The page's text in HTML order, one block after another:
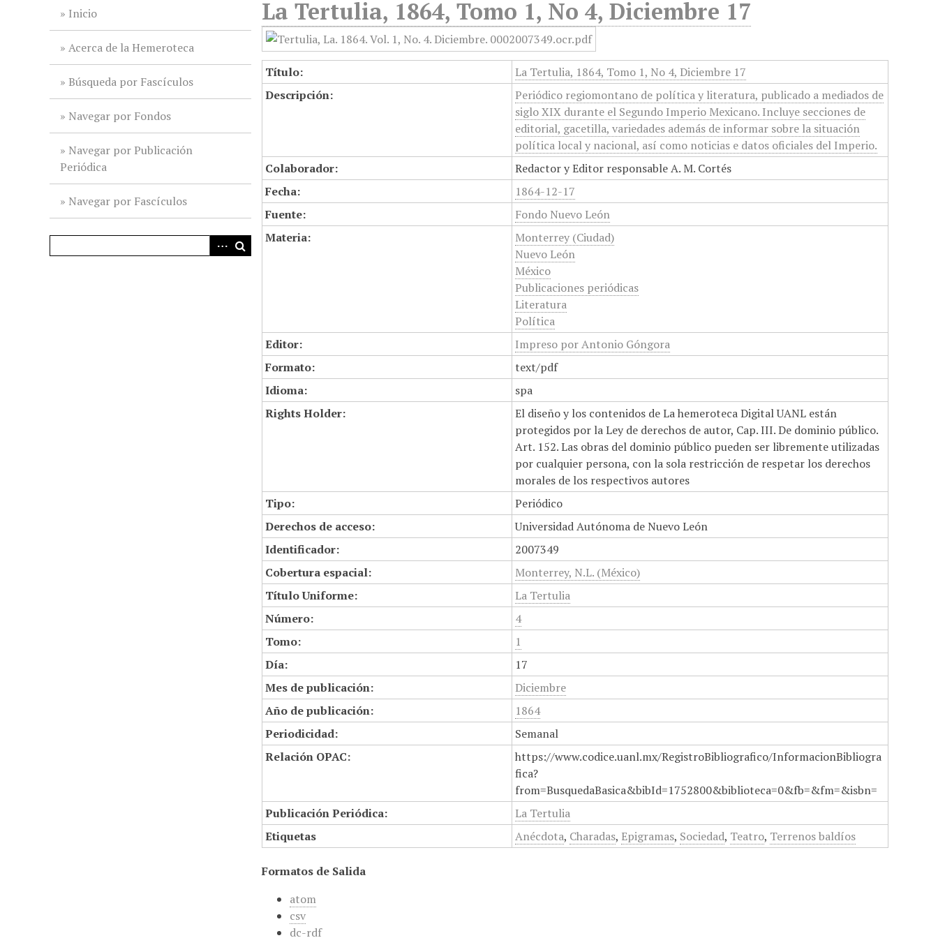
Inicio
Acerca de la Hemeroteca
Búsqueda por Fascículos
Navegar por Fondos
Navegar por Publicación
Periódica
Navegar por Fascículos
La Tertulia, 1864, Tomo 1, No 4, Diciembre 17
Título:
La Tertulia, 1864, Tomo 1, No 4, Diciembre 17
Descripción:
Periódico regiomontano de política y literatura, publicado a mediados de
siglo XIX durante el Segundo Imperio Mexicano. Incluye secciones de
editorial, gacetilla, variedades además de informar sobre la situación
política local y nacional, así como noticias e datos oficiales del Imperio.
Colaborador:
Redactor y Editor responsable A. M. Cortés
Fecha:
1864-12-17
Fuente:
Fondo Nuevo León
Materia:
Monterrey (Ciudad)
Nuevo León
México
Publicaciones periódicas
Literatura
Política
Editor:
Impreso por Antonio Góngora
Formato:
text/pdf
Idioma:
spa
Rights Holder:
El diseño y los contenidos de La hemeroteca Digital UANL están
protegidos por la Ley de derechos de autor, Cap. III. De dominio público.
Art. 152. Las obras del dominio público pueden ser libremente utilizadas
por cualquier persona, con la sola restricción de respetar los derechos
morales de los respectivos autores
Tipo:
Periódico
Derechos de acceso:
Universidad Autónoma de Nuevo León
Identificador:
2007349
Cobertura espacial:
Monterrey, N.L. (México)
Título Uniforme:
La Tertulia
Número:
4
Tomo:
1
Día:
17
Mes de publicación:
Diciembre
Año de publicación:
1864
Periodicidad:
Semanal
Relación OPAC:
https://www.codice.uanl.mx/RegistroBibliografico/InformacionBibliogra
fica?
from=BusquedaBasica&bibId=1752800&biblioteca=0&fb=&fm=&isbn=
Publicación Periódica:
La Tertulia
Etiquetas
Anécdota, Charadas, Epigramas, Sociedad, Teatro, Terrenos baldíos
Formatos de Salida
atom
csv
dc-rdf